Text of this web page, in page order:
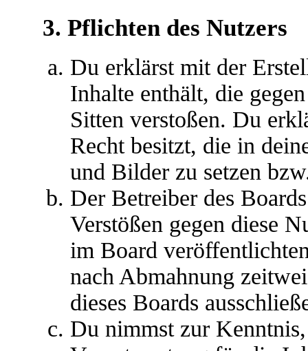
3. Pflichten des Nutzers
Du erklärst mit der
Inhalte enthält, die
Sitten verstoßen. Du
Recht besitzt, die in
und Bilder zu setzen
Der Betreiber des
Verstößen gegen diese
im Board
nach Abmahnung
dieses Boards
Du nimmst zur